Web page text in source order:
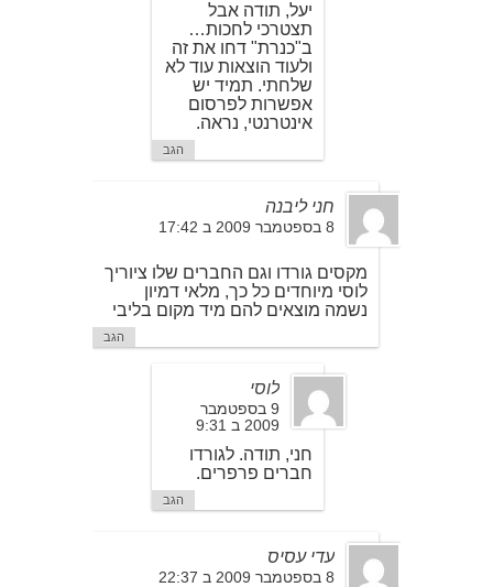
יעל, תודה אבל
תצטרכי לחכות…
ב"כנרת" דחו את זה
ולעוד הוצאות עוד לא
שלחתי. תמיד יש
אפשרות לפרסום
אינטרנטי, נראה.
הגב
חני ליבנה
8 בספטמבר 2009 ב 17:42
מקסים גורדו וגם החברים שלו ציוריך
לוסי מיוחדים כל כך, מלאי דמיון
נשמה מוצאים להם מיד מקום בליבי
הגב
לוסי
9 בספטמבר
2009 ב 9:31
חני, תודה. לגורדו
חברים פרפרים.
הגב
עדי עסיס
8 בספטמבר 2009 ב 22:37